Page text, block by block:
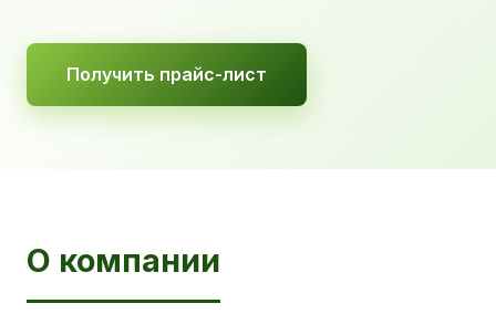
Получить прайс-лист
О компании